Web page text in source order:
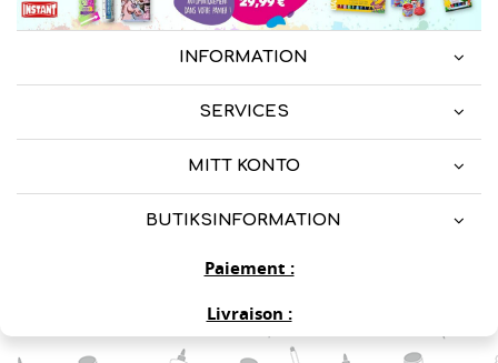
Paiement :
Livraison :
INFORMATION
SERVICES
MITT KONTO
BUTIKSINFORMATION